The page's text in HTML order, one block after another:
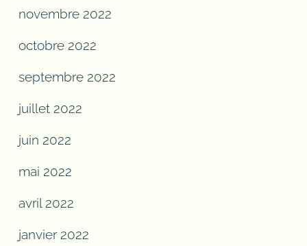
novembre 2022
octobre 2022
septembre 2022
juillet 2022
juin 2022
mai 2022
avril 2022
janvier 2022